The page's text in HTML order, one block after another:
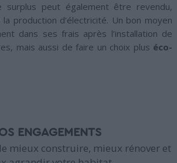
surplus peut également être revendu,
production d’électricité. Un bon moyen
dans ses frais après l’installation de
mais aussi de faire un choix plus éco-
ENGAGEMENTS
mieux construire, mieux rénover et